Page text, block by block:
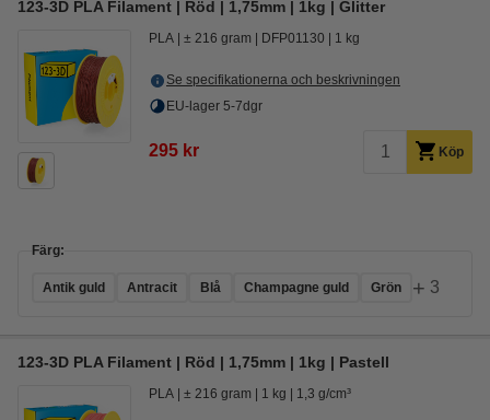
123-3D PLA Filament | Röd | 1,75mm | 1kg | Glitter
PLA ± 216 gram DFP01130 1 kg
Se specifikationerna och beskrivningen
EU-lager 5-7dgr
295 kr Köp
Färg:
Antik guld Antracit Blå Champagne guld Grön + 3
123-3D PLA Filament | Röd | 1,75mm | 1kg | Pastell
PLA ± 216 gram 1 kg 1,3 g/cm³